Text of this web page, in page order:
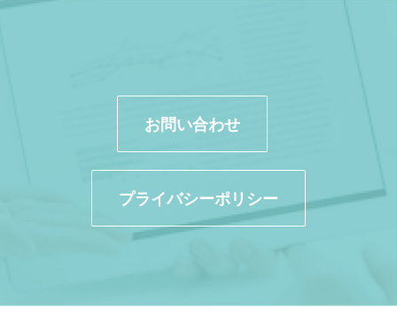
お問い合わせ
プライバシーポリシー